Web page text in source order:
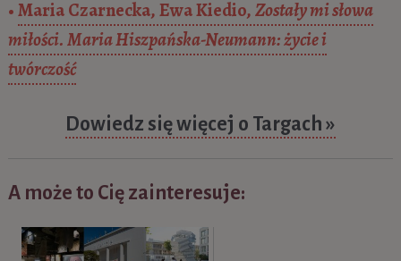
•Maria Czarnecka, Ewa Kiedio,Zostały mi słowa
miłości. Maria Hiszpańska-Neumann: życie i
twórczość
Dowiedz się więcej o Targach »
A może to Cię zainteresuje: